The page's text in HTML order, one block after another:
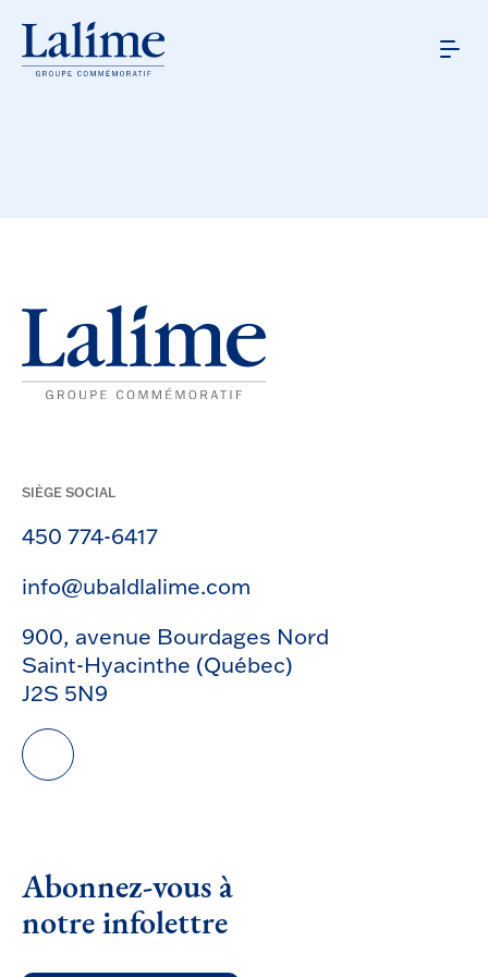
SIÈGE SOCIAL
450 774-6417
info@ubaldlalime.com
900, avenue Bourdages Nord
Saint-Hyacinthe (Québec)
J2S 5N9
Abonnez-vous à
notre infolettre